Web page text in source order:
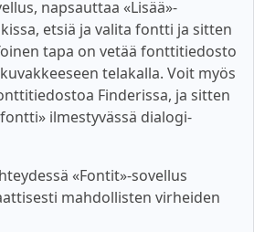
napsauttaa «Lisää»-
etsiä ja valita fontti ja sitten
tapa on vetää fonttitiedosto
telakalla. Voit myös
Finderissa, ja sitten
ilmestyvässä dialogi-
«Fontit»-sovellus
mahdollisten virheiden